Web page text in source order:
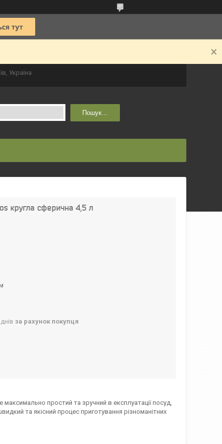
Україна
Пошук...
кругла сферична 4,5 л
за рахунок покупця
простий та зручний в експлуатації посуд,
та якісний процес приготування різноманітних